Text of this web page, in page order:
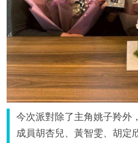
今次派對除了主角姚子羚外
成員胡杏兒、黃智雯、胡定